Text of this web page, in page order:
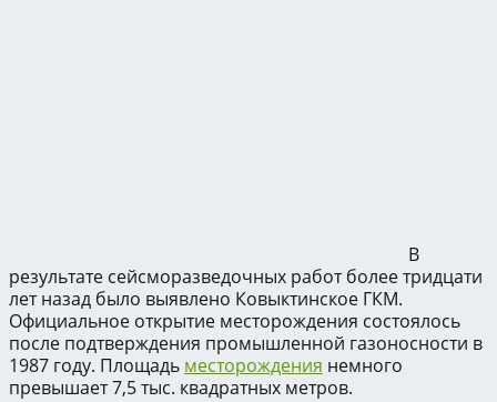
В
результате сейсморазведочных работ более тридцати
лет назад было выявлено Ковыктинское ГКМ.
Официальное открытие месторождения состоялось
после подтверждения промышленной газоносности в
1987 году. Площадь месторождения немного
превышает 7,5 тыс. квадратных метров.